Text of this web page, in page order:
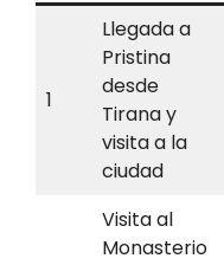
1
Llegada a
Pristina
desde
Tirana y
visita a la
ciudad
Visita al
Monasterio